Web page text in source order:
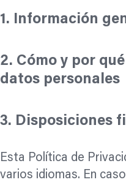
1. Información
2. Cómo y por
datos personales
3. Disposiciones
Esta Política de
varios idiomas. En